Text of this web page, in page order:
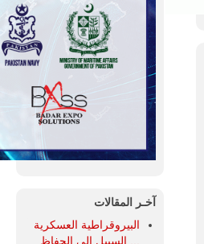
آخـر المقالات
البيروقراطية العسكرية
... السبيل إلى الحفاظ